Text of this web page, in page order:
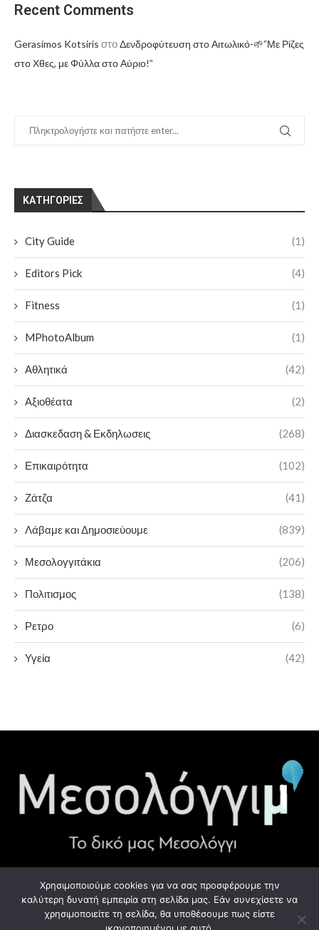
Recent Comments
Gerasimos Kotsiris στοΔενδροφύτευση στο Αιτωλικό-🌱”Με Ρίζες
στο Χθες, με Φύλλα στο Αύριο!”
KΑΤΗΓΟΡΊΕΣ
City Guide (1)
Editors Pick (4)
Fitness (1)
MPhotoAlbum (1)
Αθλητικά (42)
Αξιοθέατα (2)
Διασκεδαση & Εκδηλωσεις (268)
Επικαιρότητα (102)
Ζάτζα (41)
Λάβαμε και Δημοσιεύουμε (839)
Μεσολογγιτάκια (206)
Πολιτισμος (138)
Ρετρο (6)
Υγεία (42)
ΧΡΉΣΙΜΑ LINK
Προσωπικά Δεδομένα - GDPR
Χρησιμοποιούμε cookies για να σας προσφέρουμε την
καλύτερη δυνατή εμπειρία στη σελίδα μας. Εάν συνεχίσετε να
χρησιμοποιείτε τη σελίδα, θα υποθέσουμε πως είστε